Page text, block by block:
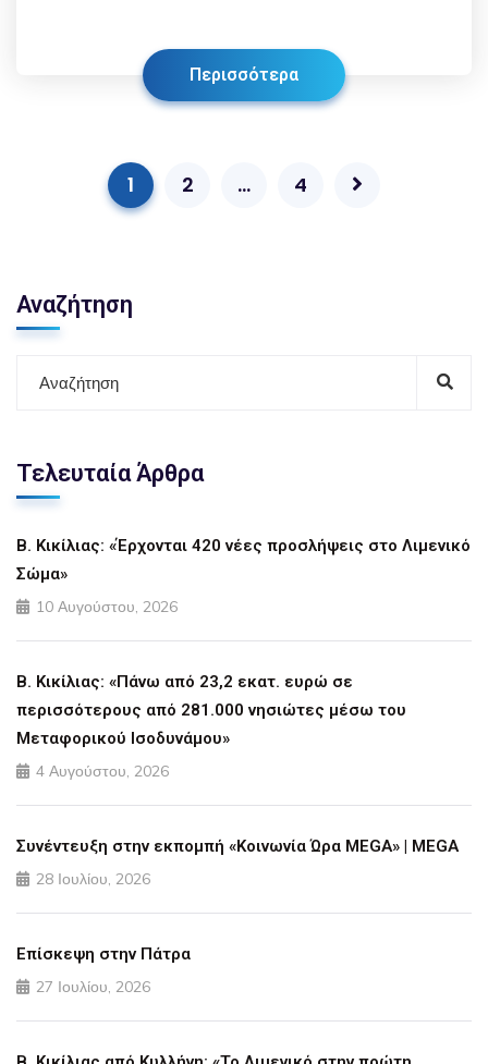
Περισσότερα
1 2 … 4
Αναζήτηση
Τελευταία Άρθρα
Β. Κικίλιας: «Έρχονται 420 νέες προσλήψεις στο Λιμενικό
Σώμα»
10 Αυγούστου, 2026
Β. Κικίλιας: «Πάνω από 23,2 εκατ. ευρώ σε
περισσότερους από 281.000 νησιώτες μέσω του
Μεταφορικού Ισοδυνάμου»
4 Αυγούστου, 2026
Συνέντευξη στην εκπομπή «Κοινωνία Ώρα MEGA» | MEGA
28 Ιουλίου, 2026
Επίσκεψη στην Πάτρα
27 Ιουλίου, 2026